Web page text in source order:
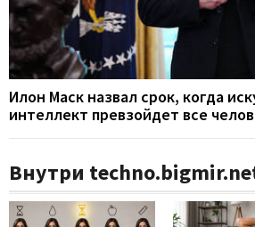
Илон Маск назвал срок, когда
интеллект превзойдет все
Внутри